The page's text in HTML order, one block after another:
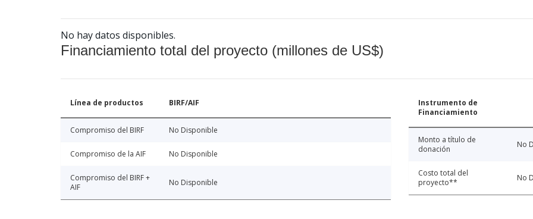
No hay datos disponibles.
Financiamiento total del proyecto (millones de US$)
Línea de productos BIRF/AIF
Compromiso del BIRF No Disponible
Compromiso de la AIF No Disponible
Compromiso del BIRF +
AIF
No Disponible
Instrumento de
Financiamiento
Monto a título de
donación
No
Costo total del
proyecto**
No